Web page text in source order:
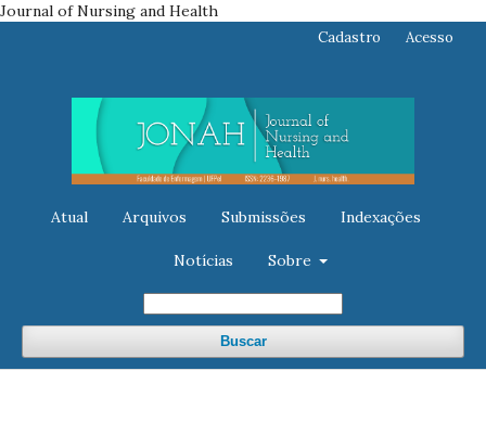
Journal of Nursing and Health
Atual Arquivos Submissões Indexações
Notícias Sobre
Buscar
Cadastro Acesso